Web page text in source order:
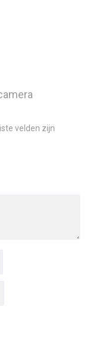
velden zijn